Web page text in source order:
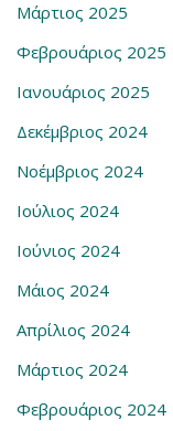
Μάρτιος 2025
Φεβρουάριος 2025
Ιανουάριος 2025
Δεκέμβριος 2024
Νοέμβριος 2024
Ιούλιος 2024
Ιούνιος 2024
Μάιος 2024
Απρίλιος 2024
Μάρτιος 2024
Φεβρουάριος 2024